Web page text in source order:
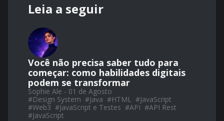
Leia a seguir
Você não precisa saber tudo para
começar: como habilidades digitais
podem se transformar
Sophie Ale - 01 de Agosto
#Design System #Java #HTML #JavaScript
#Web3 #JavaScript e Testes #API #API Rest
#JavaScript